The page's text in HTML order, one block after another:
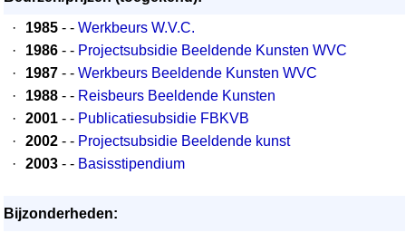
·
1985 - - Werkbeurs W.V.C.
·
1986 - - Projectsubsidie Beeldende Kunsten WVC
·
1987 - - Werkbeurs Beeldende Kunsten WVC
·
1988 - - Reisbeurs Beeldende Kunsten
·
2001 - - Publicatiesubsidie FBKVB
·
2002 - - Projectsubsidie Beeldende kunst
·
2003 - - Basisstipendium
Bijzonderheden: